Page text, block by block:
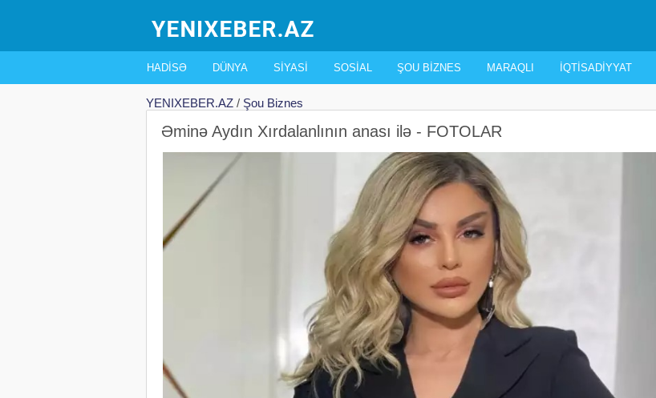
HADISƏ DÜNYA SIYASI SOSIAL ŞOU BIZNES MARAQLI İQTISADIYYAT
YENIXEBER.AZ / Şou Biznes
Əminə Aydın Xırdalanlının anası ilə - FOTOLAR